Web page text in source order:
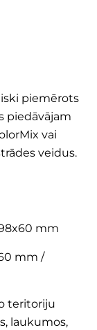
piemērots
piedāvājam
vai
veidus.
mm
mm /
teritoriju
laukumos,